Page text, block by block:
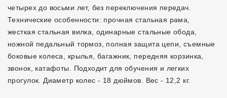
четырех до восьми лет, без переключения передач.
Технические особенности: прочная стальная рама,
жесткая стальная вилка, одинарные стальные обода,
ножной педальный тормоз, полная защита цепи, съемные
боковые колеса, крылья, багажник, передняя корзинка,
звонок, катафоты. Подходит для обучения и легких
прогулок. Диаметр колес - 18 дюймов. Вес - 12,2 кг.